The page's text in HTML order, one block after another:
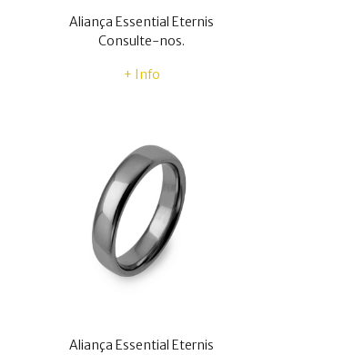
Aliança Essential Eternis
Consulte-nos.
+ Info
Aliança Essential Eternis